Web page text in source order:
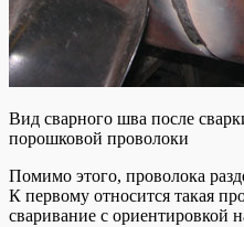
Вид сварного шва после
порошковой проволоки
Помимо этого, проволока
К первому относится такая
сваривание с ориентировкой